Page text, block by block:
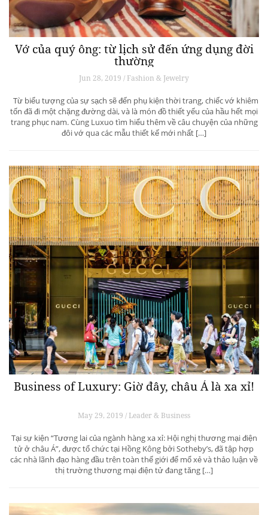
Vớ của quý ông: từ lịch sử đến ứng dụng đời
thường
Jun 28, 2019 / Fashion & Jewelry
Từ biểu tượng của sự sạch sẽ đến phụ kiện thời trang, chiếc vớ khiêm
tốn đã đi một chặng đường dài, và là món đồ thiết yếu của hầu hết mọi
trang phục nam. Cùng Luxuo tìm hiểu thêm về câu chuyện của những
đôi vớ qua các mẫu thiết kế mới nhất […]
Business of Luxury: Giờ đây, châu Á là xa xỉ!
May 29, 2019 / Leader & Business
Tại sự kiện “Tương lai của ngành hàng xa xỉ: Hội nghị thương mại điện
tử ở châu Á”, được tổ chức tại Hồng Kông bởi Sotheby’s, đã tập hợp
các nhà lãnh đạo hàng đầu trên toàn thế giới để mổ xẻ và thảo luận về
thị trường thương mại điện tử đang tăng […]